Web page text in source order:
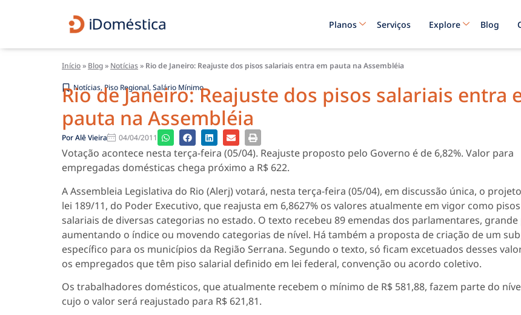
Planos Serviços Explore Blog
Início» Blog» Notícias» Rio de Janeiro: Reajuste dos pisos salariais entra em pauta na Assembléia
Notícias,Piso Regional,Salário Mínimo
Rio de Janeiro: Reajuste dos pisos salariais entra
pauta na Assembléia
PorAlê Vieira 04/04/2011
Votação acontece nesta terça-feira (05/04). Reajuste proposto pelo Governo é de 6,82%. Valor para
empregadas domésticas chega próximo a R$ 622.
A Assembleia Legislativa do Rio (Alerj) votará, nesta terça-feira (05/04), em discussão única, o
lei 189/11, do Poder Executivo, que reajusta em 6,8627% os valores atualmente em vigor como pisos
salariais de diversas categorias no estado. O texto recebeu 89 emendas dos parlamentares,
aumentando o índice ou movendo categorias de nível. Há também a proposta de criação de um
específico para os municípios da Região Serrana. Segundo o texto, só ficam excetuados desses
os empregados que têm piso salarial definido em lei federal, convenção ou acordo coletivo.
Os trabalhadores domésticos, que atualmente recebem o mínimo de R$ 581,88, fazem parte do
cujo o valor será reajustado para R$ 621,81.